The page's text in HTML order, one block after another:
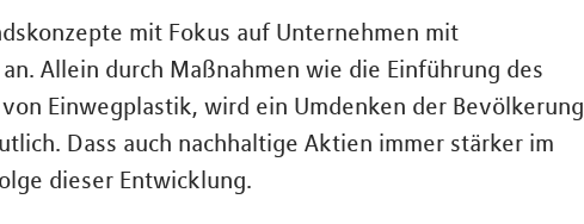
mit Fokus auf Unternehmen mit
Allein durch Maßnahmen wie die Einführung des
Einwegplastik, wird ein Umdenken der Bevölkerung
Dass auch nachhaltige Aktien immer stärker im
dieser Entwicklung.